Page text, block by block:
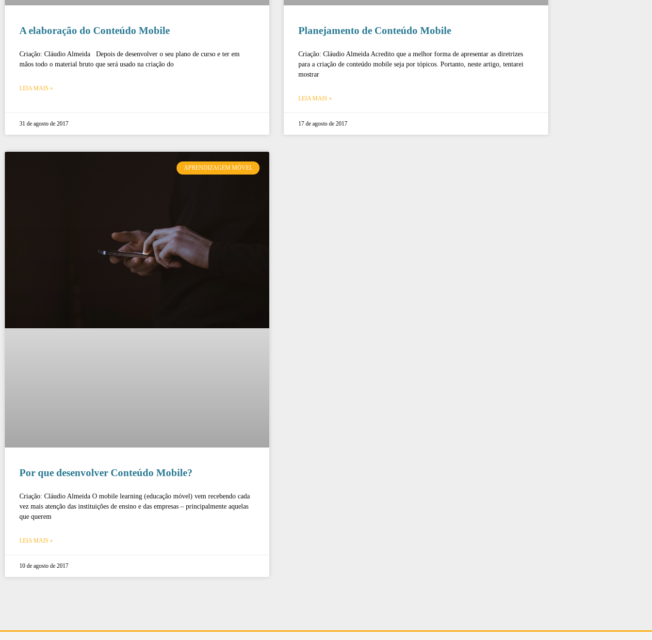
A elaboração do Conteúdo Mobile
Criação: Cláudio Almeida Depois de desenvolver o seu plano de curso e ter em
mãos todo o material bruto que será usado na criação do
LEIA MAIS »
31 de agosto de 2017
Planejamento de Conteúdo Mobile
Criação: Cláudio Almeida Acredito que a melhor forma de apresentar as diretrizes
para a criação de conteúdo mobile seja por tópicos. Portanto, neste artigo, tentarei
mostrar
LEIA MAIS »
17 de agosto de 2017
APRENDIZAGEM MÓVEL
Por que desenvolver Conteúdo Mobile?
Criação: Cláudio Almeida O mobile learning (educação móvel) vem recebendo cada
vez mais atenção das instituições de ensino e das empresas – principalmente aquelas
que querem
LEIA MAIS »
10 de agosto de 2017